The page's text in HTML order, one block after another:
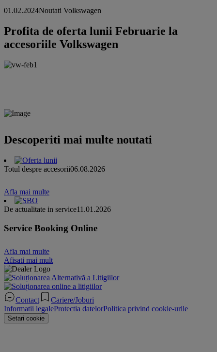
01.02.2024Noutati Volkswagen
Profita de oferta lunii Februarie la
accesoriile Volkswagen
Descoperiti mai multe noutati
Totul despre accesorii06.08.2026
Afla mai multe
De actualitate in service11.01.2026
Service Booking Online
Afla mai multe
Afisati mai mult
Contact
Cariere/Joburi
Informatii legaleProtectia datelorPolitica privind cookie-urile
Setari cookie